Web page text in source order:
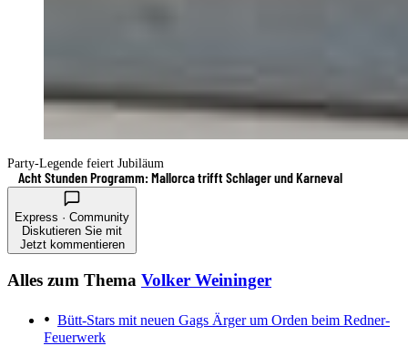
Party-Legende feiert Jubiläum
Acht Stunden Programm: Mallorca trifft Schlager und Karneval
Express · Community
Diskutieren Sie mit
Jetzt kommentieren
Alles zum Thema Volker Weininger
Bütt-Stars mit neuen Gags Ärger um Orden beim Redner-
Feuerwerk